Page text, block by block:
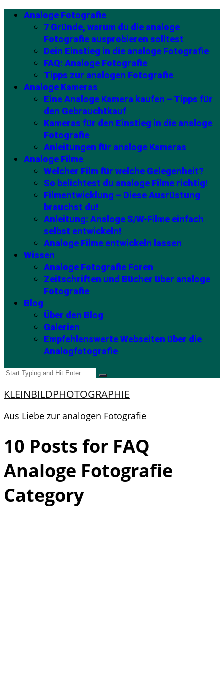
Analoge Fotografie
7 Gründe, warum du die analoge
Fotografie ausprobieren solltest
Dein Einstieg in die analoge Fotografie
FAQ: Analoge Fotografie
Tipps zur analogen Fotografie
Analoge Kameras
Eine Analoge Kamera kaufen – Tipps für
den Gebrauchtkauf
Kameras für den Einstieg in die analoge
Fotografie
Anleitungen für analoge Kameras
Analoge Filme
Welcher Film für welche Gelegenheit?
So belichtest du analoge Filme richtig!
Filmentwicklung – Diese Ausrüstung
brauchst du!
Anleitung: Analoge S/W-Filme einfach
selbst entwickeln!
Analoge Filme entwickeln lassen
Wissen
Analoge Fotografie Foren
Zeitschriften und Bücher über analoge
Fotografie
Blog
Über den Blog
Galerien
Empfehlenswerte Webseiten über die
Analogfotografie
KLEINBILDPHOTOGRAPHIE
Aus Liebe zur analogen Fotografie
10 Posts for FAQ
Analoge Fotografie
Category